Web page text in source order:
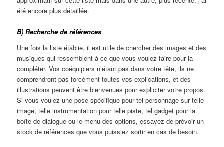
été encore plus détaillée.
B) Recherche de références
Une fois la liste établie, il est utile de chercher des images et des
musiques qui ressemblent à ce que vous voulez faire pour la
compléter. Vos coéquipiers n’étant pas dans votre tête, ils ne
comprendront pas forcément toutes vos explications, et des
illustrations peuvent être bienvenues pour expliciter votre propos.
Si vous voulez une pose spécifique pour tel personnage sur telle
image, telle instrumentation pour telle piste, tel gadget pour la
boîte de dialogue ou le menu des options, essayez de prévoir un
stock de références que vous puissiez sortir en cas de besoin.